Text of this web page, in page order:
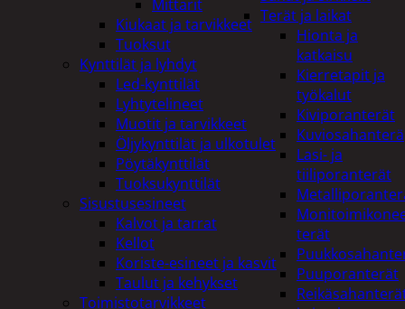
Terät ja laikat
Hionta ja
katkaisu
Kierretapit ja
työkalut
Kiviporanterät
Kuviosahanterä
Lasi- ja
tiiliporanterät
terät
Puuporanterät
Mittarit
Kiukaat ja tarvikkeet
Tuoksut
Kynttilät ja lyhdyt
Led-kynttilät
Lyhtytelineet
Muotit ja tarvikkeet
Öljykynttilät ja ulkotulet
Pöytäkynttilät
Tuoksukynttilät
Sisustusesineet
Kalvot ja tarrat
Kellot
Koriste-esineet ja kasvit
Taulut ja kehykset
Toimistotarvikkeet